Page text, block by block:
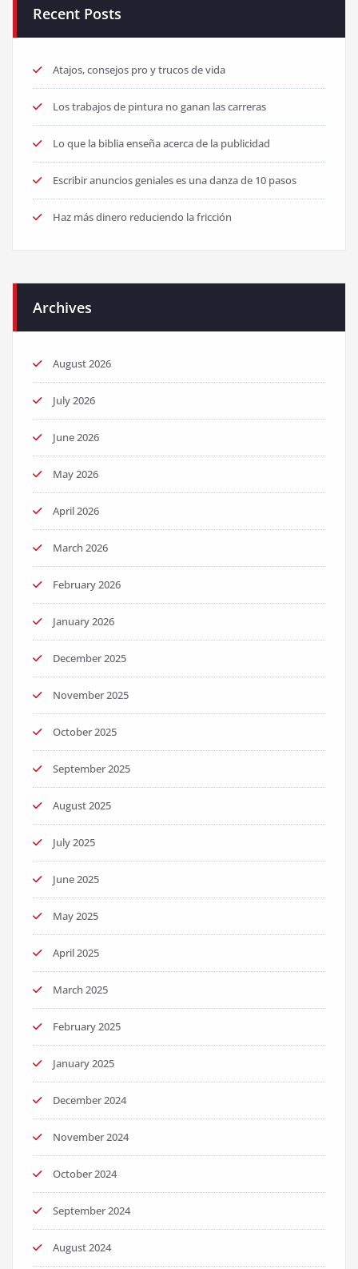
Recent Posts
Atajos, consejos pro y trucos de vida
Los trabajos de pintura no ganan las carreras
Lo que la biblia enseña acerca de la publicidad
Escribir anuncios geniales es una danza de 10 pasos
Haz más dinero reduciendo la fricción
Archives
August 2026
July 2026
June 2026
May 2026
April 2026
March 2026
February 2026
January 2026
December 2025
November 2025
October 2025
September 2025
August 2025
July 2025
June 2025
May 2025
April 2025
March 2025
February 2025
January 2025
December 2024
November 2024
October 2024
September 2024
August 2024